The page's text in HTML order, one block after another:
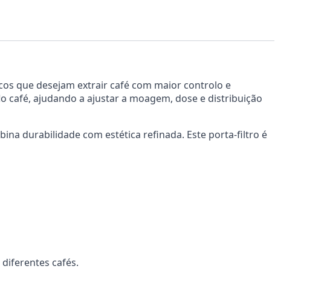
que desejam extrair café com maior controlo e
ajudando a ajustar a moagem, dose e distribuição
durabilidade com estética refinada. Este porta-filtro é
cafés.